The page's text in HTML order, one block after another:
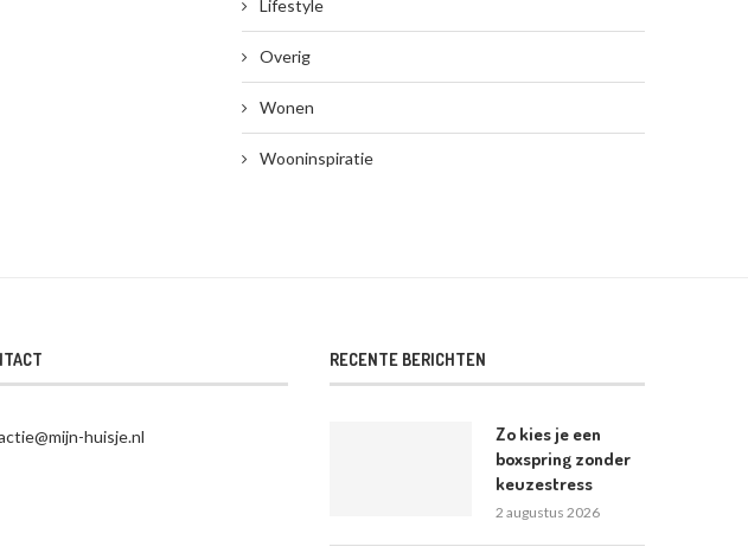
Lifestyle
Overig
Wonen
Wooninspiratie
huisje.nl
RECENTE BERICHTEN
Zo kies je een
boxspring zonder
keuzestress
2 augustus 2026